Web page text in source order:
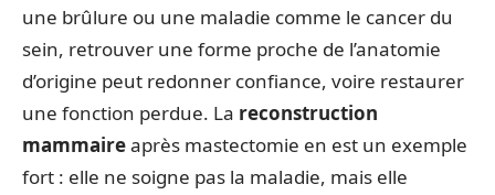
une brûlure ou une maladie comme le cancer du
sein, retrouver une forme proche de l’anatomie
d’origine peut redonner confiance, voire restaurer
une fonction perdue. La reconstruction
mammaireaprès mastectomie en est un exemple
fort : elle ne soigne pas la maladie, mais elle